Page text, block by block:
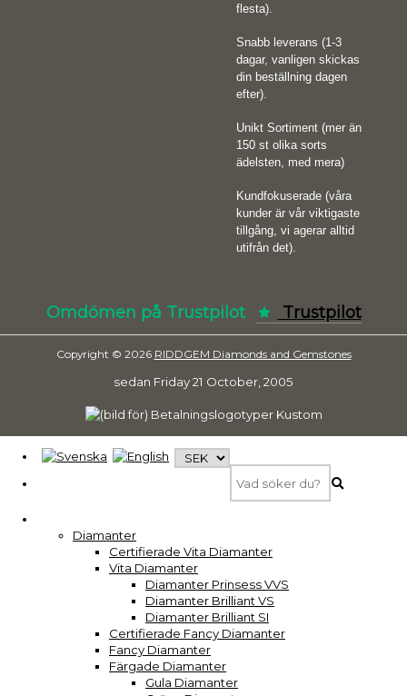
flesta).
Snabb leverans (1-3
dagar, vanligen skickas
din beställning dagen
efter).
Unikt Sortiment (mer än
150 st olika sorts
ädelsten, med mera)
Kundfokuserade (våra
kunder är vår viktigaste
tillgång, vi agerar alltid
utifrån det).
Omdömen på Trustpilot Trustpilot
Copyright © 2026 RIDDGEM Diamonds and Gemstones
sedan Friday 21 October, 2005
Diamanter
Certifierade Vita Diamanter
Vita Diamanter
Diamanter Prinsess VVS
Diamanter Brilliant VS
Diamanter Brilliant SI
Certifierade Fancy Diamanter
Fancy Diamanter
Färgade Diamanter
Gula Diamanter